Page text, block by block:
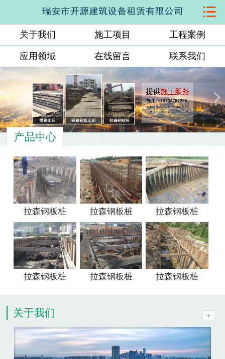
网站首页
关于我们
施工项目
工程案例
应用领域
在线留言
联系我们

关于我们 施工项目 工程案例
应用领域 在线留言 联系我们
产品中心
拉森钢板桩 拉森钢板桩 拉森钢板桩
拉森钢板桩 拉森钢板桩 拉森钢板桩
关于我们